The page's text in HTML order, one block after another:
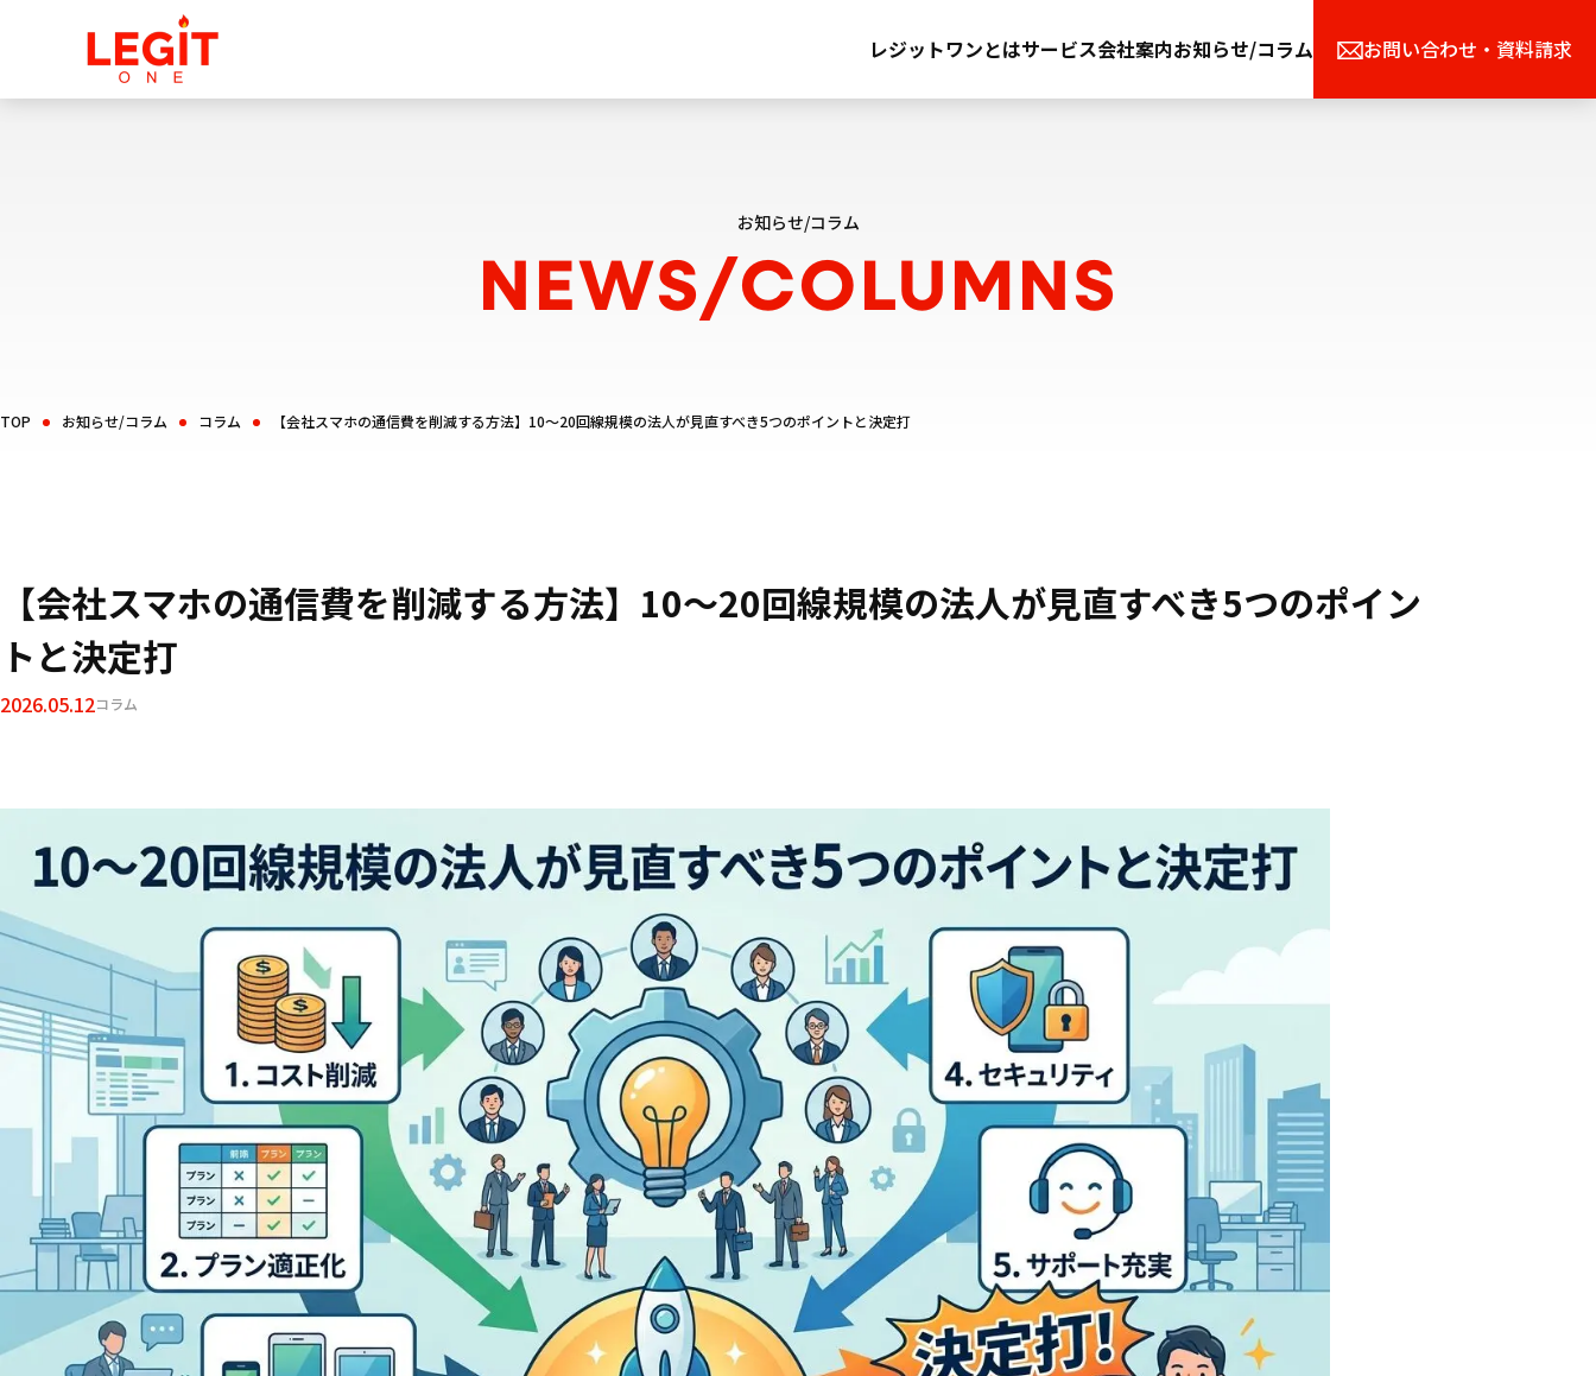
レジットワンとはサービス会社案内お知らせ/コラム お問い合わせ・資料請求
お知らせ/コラム
NEWS/COLUMNS
TOP お知らせ/コラム コラム 【会社スマホの通信費を削減する方法】10〜20回線規模の法人が見直すべき5つのポイントと決定打
【会社スマホの通信費を削減する方法】10〜20回線規模の法人が見直すべき5つのポイン
トと決定打
2026.05.12コラム